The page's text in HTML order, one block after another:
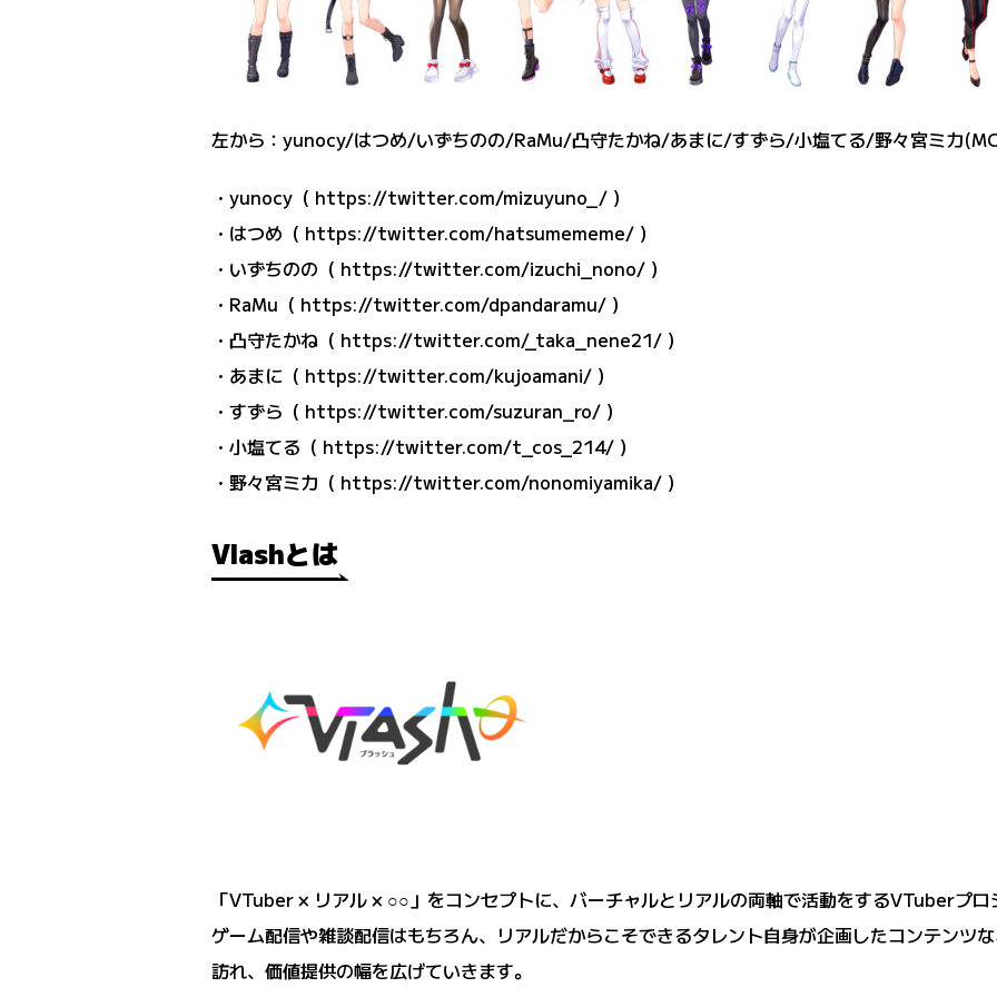
左から：yunocy/はつめ/いずちのの/RaMu/凸守たかね/あまに/すずら/小塩てる/野々宮ミカ
・yunocy（ https://twitter.com/mizuyuno_/ ）
・はつめ（ https://twitter.com/hatsumememe/ ）
・いずちのの（ https://twitter.com/izuchi_nono/ ）
・RaMu（ https://twitter.com/dpandaramu/ ）
・凸守たかね（ https://twitter.com/_taka_nene21/ ）
・あまに（ https://twitter.com/kujoamani/ ）
・すずら（ https://twitter.com/suzuran_ro/ ）
・小塩てる（ https://twitter.com/t_cos_214/ ）
・野々宮ミカ（ https://twitter.com/nonomiyamika/ ）
Vlashとは
「VTuber × リアル × ○○」をコンセプトに、バーチャルとリアルの両軸で活動をするVTuberプロ
ゲーム配信や雑談配信はもちろん、リアルだからこそできるタレント自身が企画したコンテンツ
訪れ、価値提供の幅を広げていきます。